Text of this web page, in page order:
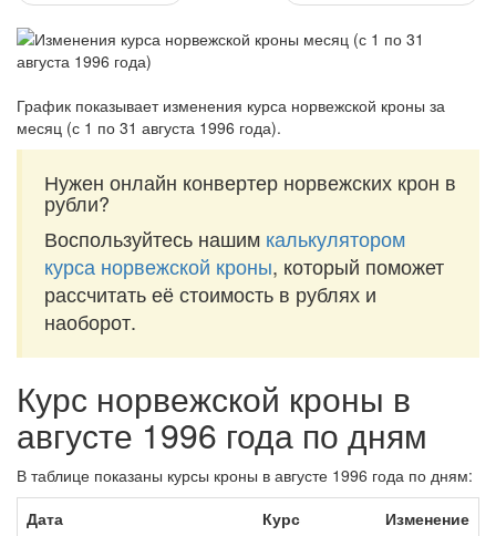
График показывает изменения курса норвежской кроны за
месяц (с 1 по 31 августа 1996 года).
Нужен онлайн конвертер норвежских крон в
рубли?
Воспользуйтесь нашим калькулятором
курса норвежской кроны, который поможет
рассчитать её стоимость в рублях и
наоборот.
Курс норвежской кроны в
августе 1996 года по дням
В таблице показаны курсы кроны в августе 1996 года по дням:
Дата
Курс Изменение